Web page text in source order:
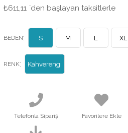
₺611,11 `den başlayan taksitlerle
BEDEN: S M L XL
RENK: Kahverengi
Telefonla Sipariş Favorilere Ekle